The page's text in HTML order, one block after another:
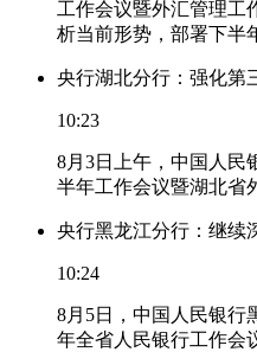
工作会议暨外汇管理工
析当前形势，部署下半
央行湖北分行：强化第
10:23
8月3日上午，中国人民
半年工作会议暨湖北省
央行黑龙江分行：继续
10:24
8月5日，中国人民银行
年全省人民银行工作会